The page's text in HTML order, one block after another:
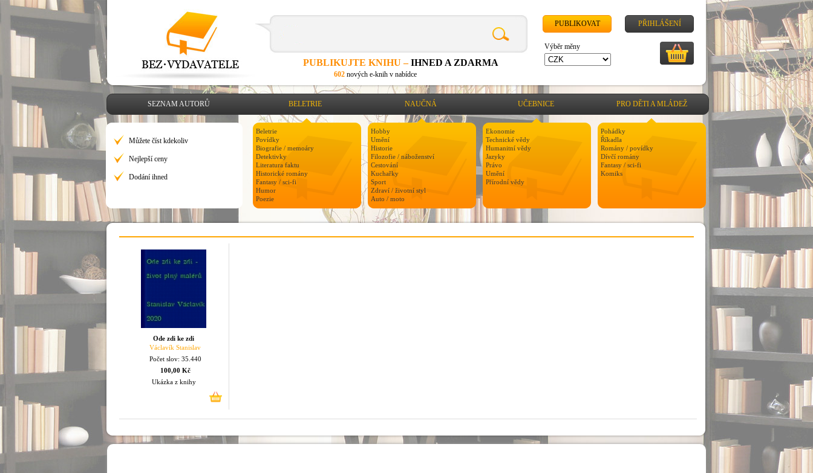
PUBLIKUJTE KNIHU –IHNED A ZDARMA
602 nových e-knih v nabídce
PUBLIKOVAT PŘIHLÁŠENÍ
Výběr měny
SEZNAM AUTORŮ BELETRIE NAUČNÁ UČEBNICE PRO DĚTI A MLÁDEŽ
Můžete číst kdekoliv
Nejlepší ceny
Dodání ihned
Beletrie
Povídky
Biografie / memoáry
Detektivky
Literatura faktu
Historické romány
Fantasy / sci-fi
Humor
Poezie
Hobby
Umění
Historie
Filozofie / náboženství
Cestování
Kuchařky
Sport
Zdraví / životní styl
Auto / moto
Ekonomie
Technické vědy
Humanitní vědy
Jazyky
Právo
Umění
Přírodní vědy
Pohádky
Říkadla
Romány / povídky
Dívčí romány
Fantasy / sci-fi
Komiks
Ode zdi ke zdi
Václavík Stanislav
Počet slov: 35.440
100,00 Kč
Ukázka z knihy